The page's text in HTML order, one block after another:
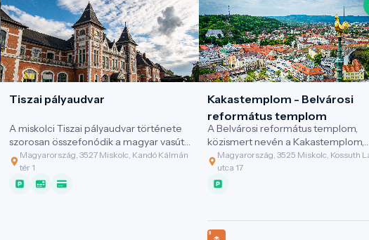
Tiszai pályaudvar
A miskolci Tiszai pályaudvar története
szorosan összefonódik a magyar vasút
fejlődésével.
Magyarország, 3527 Miskolc, Kandó Kálmán
tér 1
Kakastemplom - Belvárosi
református templom
A Belvárosi református templom,
közismert nevén a Kakastemplom,
Miskolc legnagyobb református
temploma, melyet aranyozott kakas
díszít a közel 70 méteres torony
Magyarország, 3525 Miskolc, Kossuth
utca 17